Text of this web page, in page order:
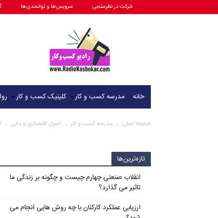
سرویس‌ها و توانمندی‌ها شرکت در نظرسنجی
خانه مدرسه کسب و کار کلینیک کسب و کار
صفحه اصلی مدرسه کسب و کار اصول اقتصادی و مالی
تازه‌ترین‌ها
انقلاب صنعتی چهارم چیست و چگونه بر زندگی ما
تاثیر می گذارد؟
ارزیابی عملکرد کارکنان با چه روش هایی انجام می